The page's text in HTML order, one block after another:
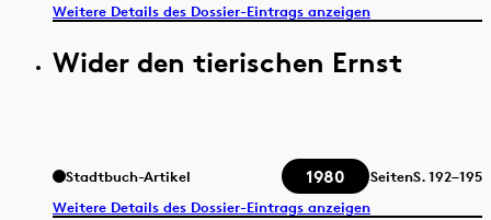
Weitere Details des Dossier-Eintrags anzeigen
Wider den tierischen Ernst
Stadtbuch-Artikel 1980 SeitenS.192–195
Weitere Details des Dossier-Eintrags anzeigen